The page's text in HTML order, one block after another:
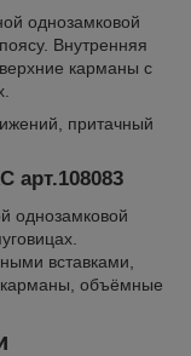
однозамковой
Внутренняя
карманы с
притачный
однозамковой
вставками,
объёмные